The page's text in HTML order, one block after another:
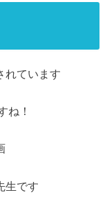
れています
ね！
生です